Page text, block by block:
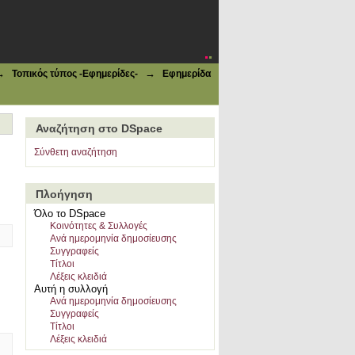
Τοπικός τύπος -Εφημερίδες- →
Εφημερίδα
Αναζήτηση στο DSpace
Σύνθετη αναζήτηση
Πλοήγηση
Όλο το DSpace
Κοινότητες & Συλλογές
Ανά ημερομηνία δημοσίευσης
Συγγραφείς
Τίτλοι
Λέξεις κλειδιά
Αυτή η συλλογή
Ανά ημερομηνία δημοσίευσης
Συγγραφείς
Τίτλοι
Λέξεις κλειδιά